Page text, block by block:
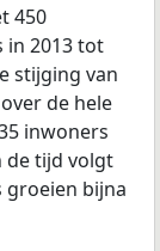
450
in 2013 tot
stijging van
de hele
inwoners
de tijd volgt
groeien bijna